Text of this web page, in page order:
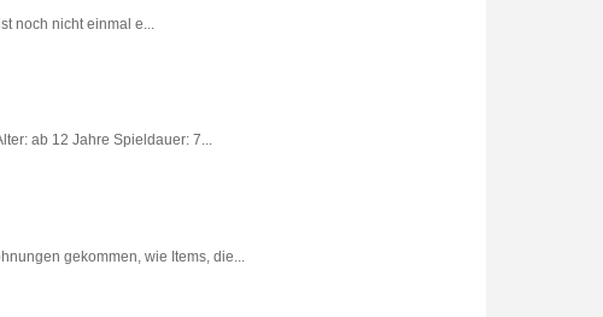
noch nicht einmal e...
ab 12 Jahre Spieldauer: 7...
gekommen, wie Items, die...